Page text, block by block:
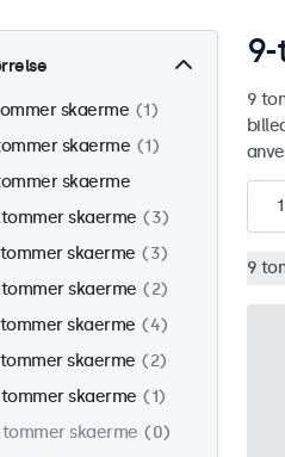
skaerme
1
skaerme
1
skaerme
tommer skaerme
3
tommer skaerme
3
tommer skaerme
2
tommer skaerme
4
tommer skaerme
2
tommer skaerme
1
tommer skaerme
0
9
1
9